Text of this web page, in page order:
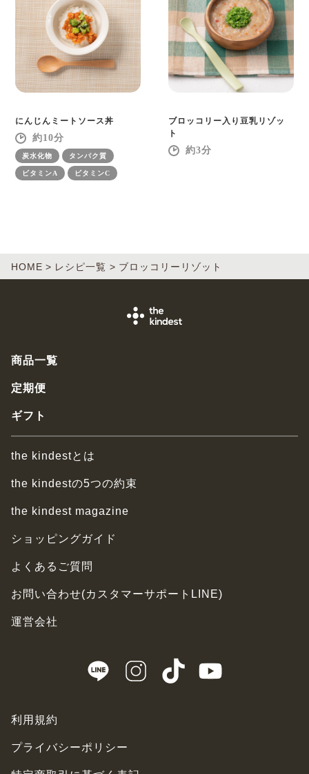
にんじんミートソース丼
10
炭水化物 タンパク質
ビタミンA ビタミンC
ブロッコリー入り豆乳リゾッ
ト
3
HOME レシピ一覧 ブロッコリーリゾット
商品一覧
定期便
ギフト
the kindestとは
the kindestの5つの約束
the kindest magazine
ショッピングガイド
よくあるご質問
お問い合わせ(カスタマーサポートLINE)
運営会社
利用規約
プライバシーポリシー